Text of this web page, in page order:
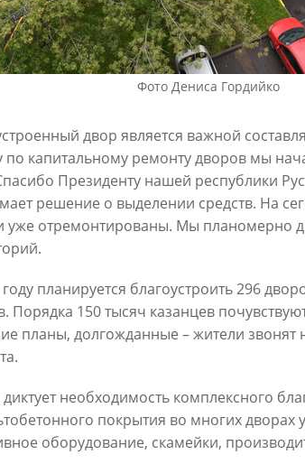
07/06/2021
о вводе в эксплуатацию
И.Метшин о
11/01/2021
Фото Дениса Гордийко
двор является важной
по капитальному ремонту дворов мы
Президенту нашей республики
решение о выделении средств. На
уже отремонтированы. Мы планомерно
планируется благоустроить 296
Порядка 150 тысяч казанцев
планы, долгожданные – жители
необходимость комплексного
покрытия во многих дворах
оборудование, скамейки,